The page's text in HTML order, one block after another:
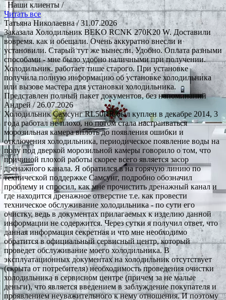
Наши клиенты /
Читать все
Татьяна Николаевна/ 31.07.2026
Заказала Холодильник BEKO RCNK 270K20 W. Доставили
вовремя. как и обещали. Очень аккуратно внесли и
установили. Старый тут же вынесли. Удобно. Оплата разными
способами - мне было удобно наличными при получении.
Холодильник. работает тише старого. При установке
получила полную информацию об установке холодильника
или вызове мастера для установки холодильника.
Представлен полный пакет документов, без напоминаний
Андрей/ 26.07.2026
Холодильник Самсунг RL50RR был куплен в декабре 2014, 3
года работал не плохо, но потом стала настраиваться
морозильная камера вплоть до появления ошибки и
отключения холодильника, периодическое появление воды на
полу под дверкой морозильной камеры говорило о том, что
причиной плохой работы скорее всего является засор
дренажного канала. Я обратился в на горячую линию по
технической поддержке Самсунг, подробно обозначил
проблему и спросил, как мне прочистить дренажный канал и
где находится дренажное отверстие т.е. как провести
техническое обслуживание холодильника - по сути его
очистку, ведь в документах прилагаемых к изделию данной
информации не содержится. Через сутки я получил ответ, что
данная информация секретная и что мне необходимо
обратится в официальный сервисный центр, который
проведет обслуживание моего холодильника. В
эксплуатационных документах на холодильник отсутствует
(скрыта от потребителя) необходимость проведения очистки
холодильника в сервисном центре (причем за не малые
деньги), что является введением в заблуждение покупателя и
проявлением неуважительного к нему отношения. И поэтому